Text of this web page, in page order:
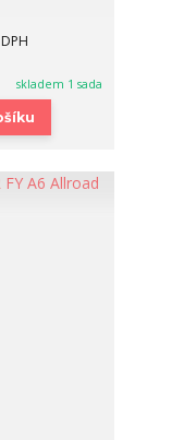
skladem 1 sada